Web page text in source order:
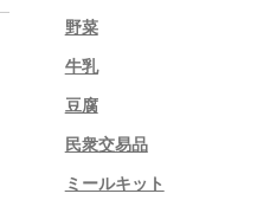
野菜
牛乳
豆腐
民衆交易品
ミールキット